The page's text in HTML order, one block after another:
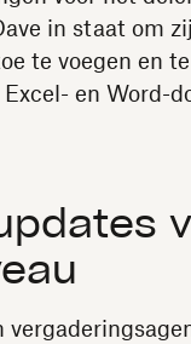
in staat om
te voegen en
en Word-